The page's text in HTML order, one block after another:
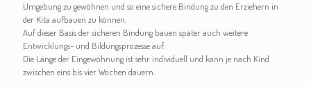
Umgebung zu gewöhnen und so eine sichere Bindung zu den Erziehern in
der Kita aufbauen zu können.
Auf dieser Basis der sicheren Bindung bauen später auch weitere
Entwicklungs- und Bildungsprozesse auf.
Die Länge der Eingewöhnung ist sehr individuell und kann je nach Kind
zwischen eins bis vier Wochen dauern.